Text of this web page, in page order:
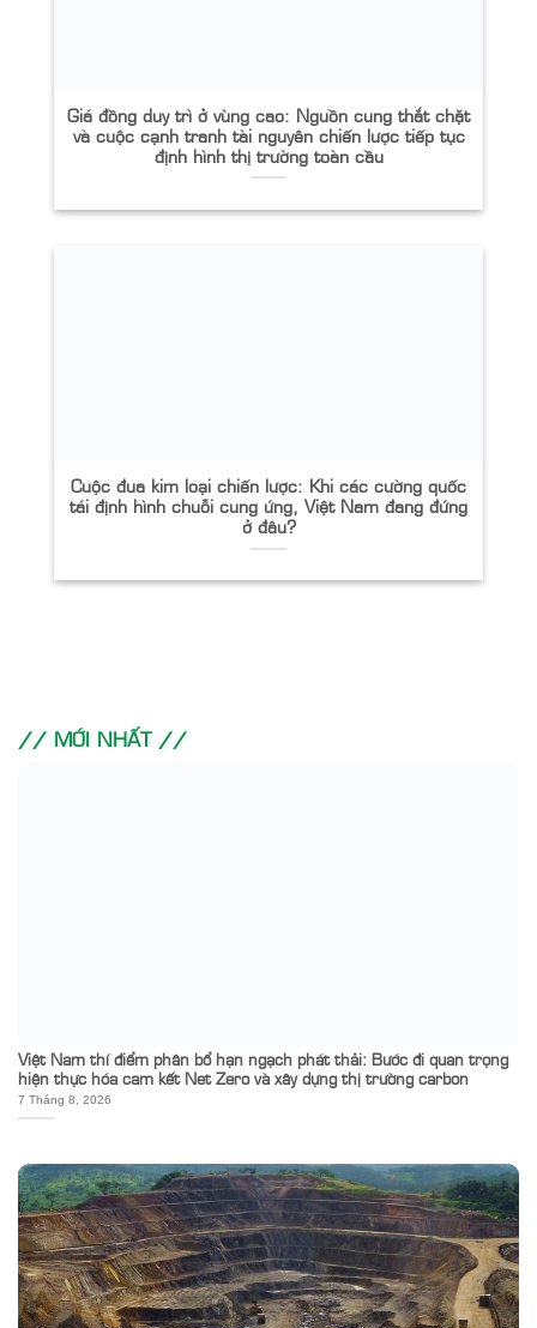
Giá đồng duy trì ở vùng cao: Nguồn cung thắt chặt
và cuộc cạnh tranh tài nguyên chiến lược tiếp tục
định hình thị trường toàn cầu
Cuộc đua kim loại chiến lược: Khi các cường quốc
tái định hình chuỗi cung ứng, Việt Nam đang đứng
ở đâu?
// MỚI NHẤT //
Việt Nam thí điểm phân bổ hạn ngạch phát thải: Bước đi quan trọng
hiện thực hóa cam kết Net Zero và xây dựng thị trường carbon
7 Tháng 8, 2026